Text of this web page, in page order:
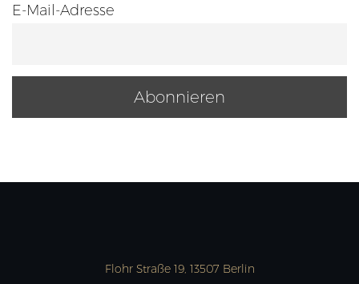
E-Mail-Adresse
Flohr Straße 19, 13507 Berlin